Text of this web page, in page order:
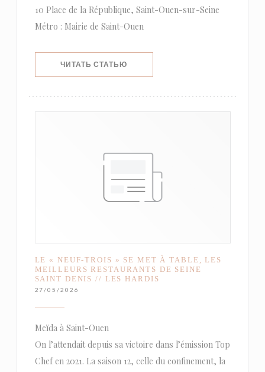
10 Place de la République, Saint-Ouen-sur-Seine
Métro : Mairie de Saint-Ouen
ЧИТАТЬ СТАТЬЮ
LE « NEUF-TROIS » SE MET À TABLE, LES
MEILLEURS RESTAURANTS DE SEINE
SAINT DENIS // LES HARDIS
27/05/2026
Meïda à Saint-Ouen
On l’attendait depuis sa victoire dans l’émission Top
Chef en 2021. La saison 12, celle du confinement, la